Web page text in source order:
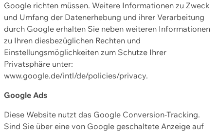
Google richten müssen. Weitere Informationen zu Zweck
und Umfang der Datenerhebung und ihrer Verarbeitung
durch Google erhalten Sie neben weiteren Informationen
zu Ihren diesbezüglichen Rechten und
Einstellungsmöglichkeiten zum Schutze Ihrer
Privatsphäre unter:
www.google.de/intl/de/policies/privacy.
Google Ads
Diese Website nutzt das Google Conversion-Tracking.
Sind Sie über eine von Google geschaltete Anzeige auf